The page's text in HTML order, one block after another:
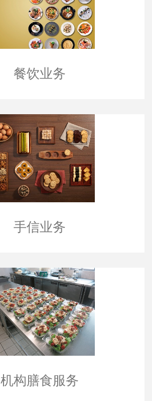
餐饮业务
餐饮业务
手信业务
手信业务
机构膳食服务
机构膳食服务